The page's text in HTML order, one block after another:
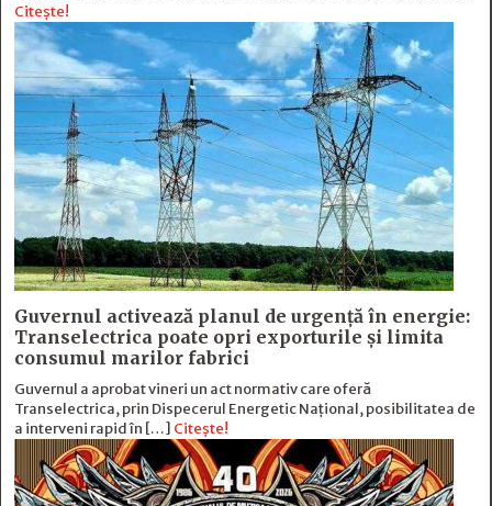
Citește!
Guvernul activează planul de urgență în energie:
Transelectrica poate opri exporturile și limita
consumul marilor fabrici
Guvernul a aprobat vineri un act normativ care oferă
Transelectrica, prin Dispecerul Energetic Național, posibilitatea de
a interveni rapid în […] Citește!